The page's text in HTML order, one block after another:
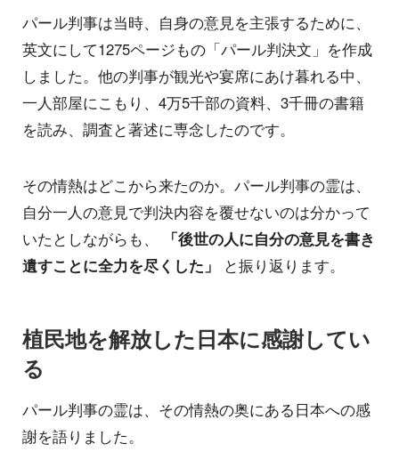
パール判事は当時、自身の意見を主張するために、
英文にして1275ページもの「パール判決文」を作成
しました。他の判事が観光や宴席にあけ暮れる中、
一人部屋にこもり、4万5千部の資料、3千冊の書籍
を読み、調査と著述に専念したのです。
その情熱はどこから来たのか。パール判事の霊は、
自分一人の意見で判決内容を覆せないのは分かって
いたとしながらも、
「後世の人に自分の意見を書き
遺すことに全力を尽くした」
と振り返ります。
植民地を解放した日本に感謝してい
る
パール判事の霊は、その情熱の奥にある日本への感
謝を語りました。